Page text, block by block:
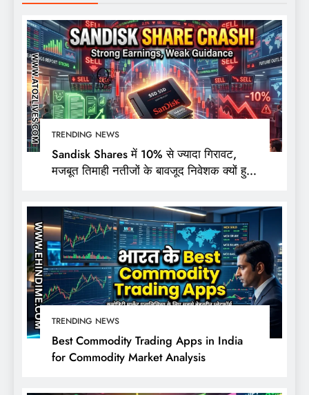
TRENDING NEWS
Sandisk Shares में 10% से ज्यादा गिरावट,
मजबूत तिमाही नतीजों के बावजूद निवेशक क्यों हुए
TRENDING NEWS
Best Commodity Trading Apps in India
for Commodity Market Analysis